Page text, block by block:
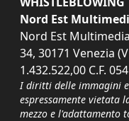
Nord Est
Nord Est
34, 30171 Venezia
1.432.522,00 C.F.
I diritti delle immagini
espressamente vietata
mezzo e l'adattamento